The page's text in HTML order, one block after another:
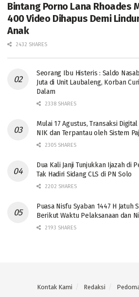
Bintang Porno Lana Rhoades
400 Video Dihapus Demi
Anak
2432 SHARES
Seorang Ibu Histeris : Saldo
Juta di Unit Laubaleng, Korban
Dalam
2338 SHARES
Mulai 17 Agustus, Transaksi
NIK dan Terpantau oleh Sistem
2305 SHARES
Dua Kali Janji Tunjukkan Ijazah di
Tak Hadiri Sidang CLS di PN Solo
2202 SHARES
Puasa Nisfu Syaban 1447 H Jatuh
Berikut Waktu Pelaksanaan dan
2193 SHARES
Kontak Kami Redaksi